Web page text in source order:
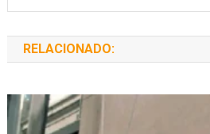
RELACIONADO: